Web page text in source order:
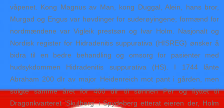
våpenet. Kong Magnus av Man, kong Duggal, Alein, hans bror,
Murgad og Engus var høvdinger for suderøyingene; formænd for
nordmændene var Vigleik prestsøn og Ivar Holm. Nasjonalt og
Nordisk register for Hidradenitis suppurativa (HISREG) ønsker å
bidra til en bedre behandling og omsorg for pasienter med
hudsykdommen Hidradenitis suppurativa (HS). I 1744 lånte
Abraham 200 dlr av major Heidenreich mot pant i gården, men
solgte samme året for 400 dlr til sønnen Per og flyttet til
Dragonkvarteret ‘Skulberg’ i Spydeberg etterat eieren der, Holm